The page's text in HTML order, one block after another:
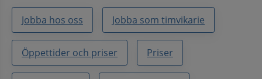
Jobba hos oss Jobba som timvikarie
Öppettider och priser Priser